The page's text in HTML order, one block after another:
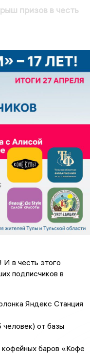
призов в честь
И в честь этого
подписчиков в
Яндекс Станция
от базы
баров «Кофе